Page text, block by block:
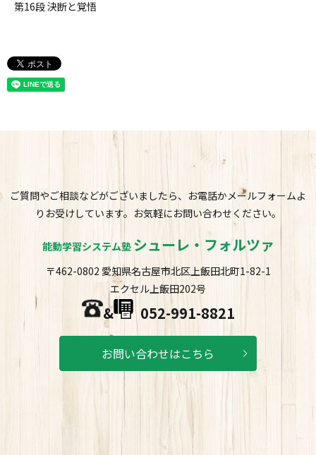
第16段 決断と覚悟
ご質問やご相談などがございましたら、お電話かメールフォームよ
りお受けしています。お気軽にお問い合わせください。
能動学習システム塾 シューレ・フォルツァ
〒462-0802 愛知県名古屋市北区上飯田北町1-82-1
エクセル上飯田202号
& 052-991-8821
お問い合わせはこちら